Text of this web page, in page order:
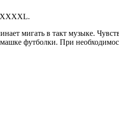
XXXXL.
мигать в такт музыке.
футболки. При